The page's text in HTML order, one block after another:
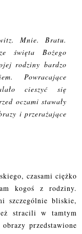
Mnie. Bratu.
święta Bożego
rodziny bardzo
Powracające
cieszyć się
oczami stawały
i przerażające
czasami ciężko
kogoś z rodziny.
szczególnie bliskie,
stracili w tamtym
przedstawione